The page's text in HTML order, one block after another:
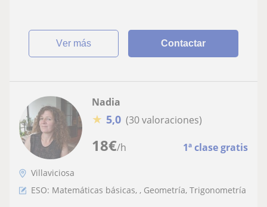
ver más Contactar
18€/h 1ª clase gratis
Nadia
★ 5,0 (30 valoraciones)
Villaviciosa
ESO: Matemáticas básicas, , Geometría, Trigonometría